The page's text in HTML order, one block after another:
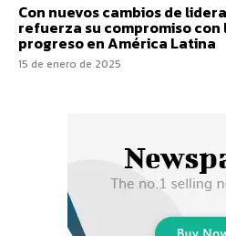
Con nuevos cambios de
refuerza su compromiso
progreso en América Latina
15 de enero de 2025